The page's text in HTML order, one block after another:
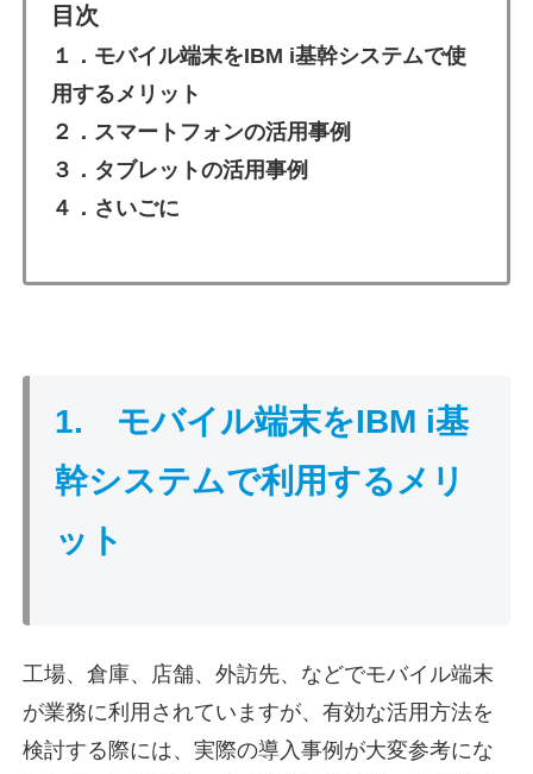
目次
１．モバイル端末をIBM i基幹システムで使
用するメリット
２．スマートフォンの活用事例
３．タブレットの活用事例
４．さいごに
1. モバイル端末をIBM i基
幹システムで利用するメリ
ット
工場、倉庫、店舗、外訪先、などでモバイル端末
が業務に利用されていますが、有効な活用方法を
検討する際には、実際の導入事例が大変参考にな